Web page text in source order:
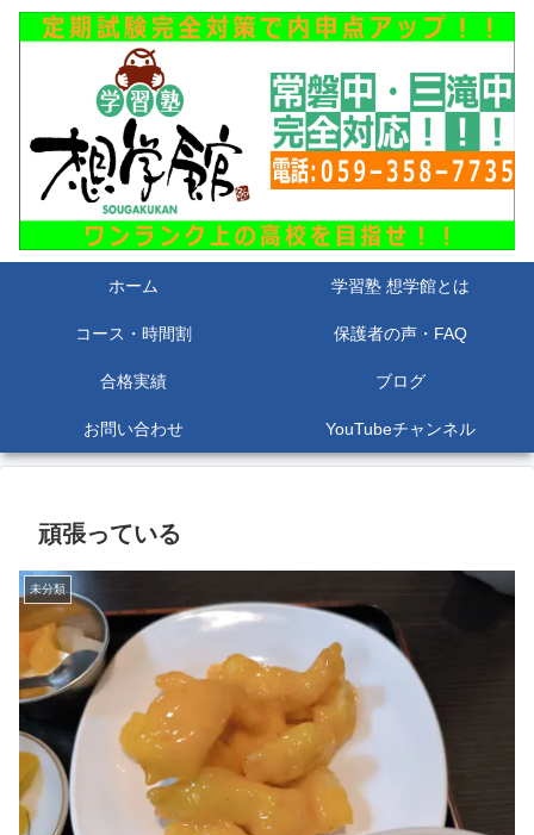
ホーム 学習塾 想学館とは
コース・時間割 保護者の声・FAQ
合格実績 ブログ
お問い合わせ YouTubeチャンネル
頑張っている
未分類